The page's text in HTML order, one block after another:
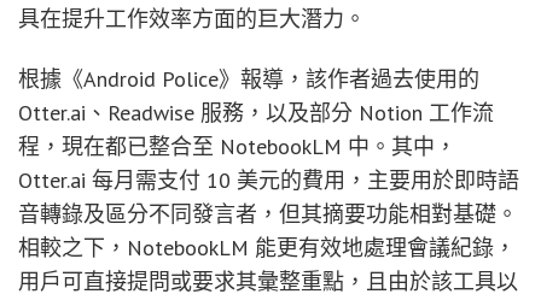
具在提升工作效率方面的巨大潛力。
根據《Android Police》報導，該作者過去使用的
Otter.ai、Readwise 服務，以及部分 Notion 工作流
程，現在都已整合至 NotebookLM 中。其中，
Otter.ai 每月需支付 10 美元的費用，主要用於即時語
音轉錄及區分不同發言者，但其摘要功能相對基礎。
相較之下，NotebookLM 能更有效地處理會議紀錄，
用戶可直接提問或要求其彙整重點，且由於該工具以